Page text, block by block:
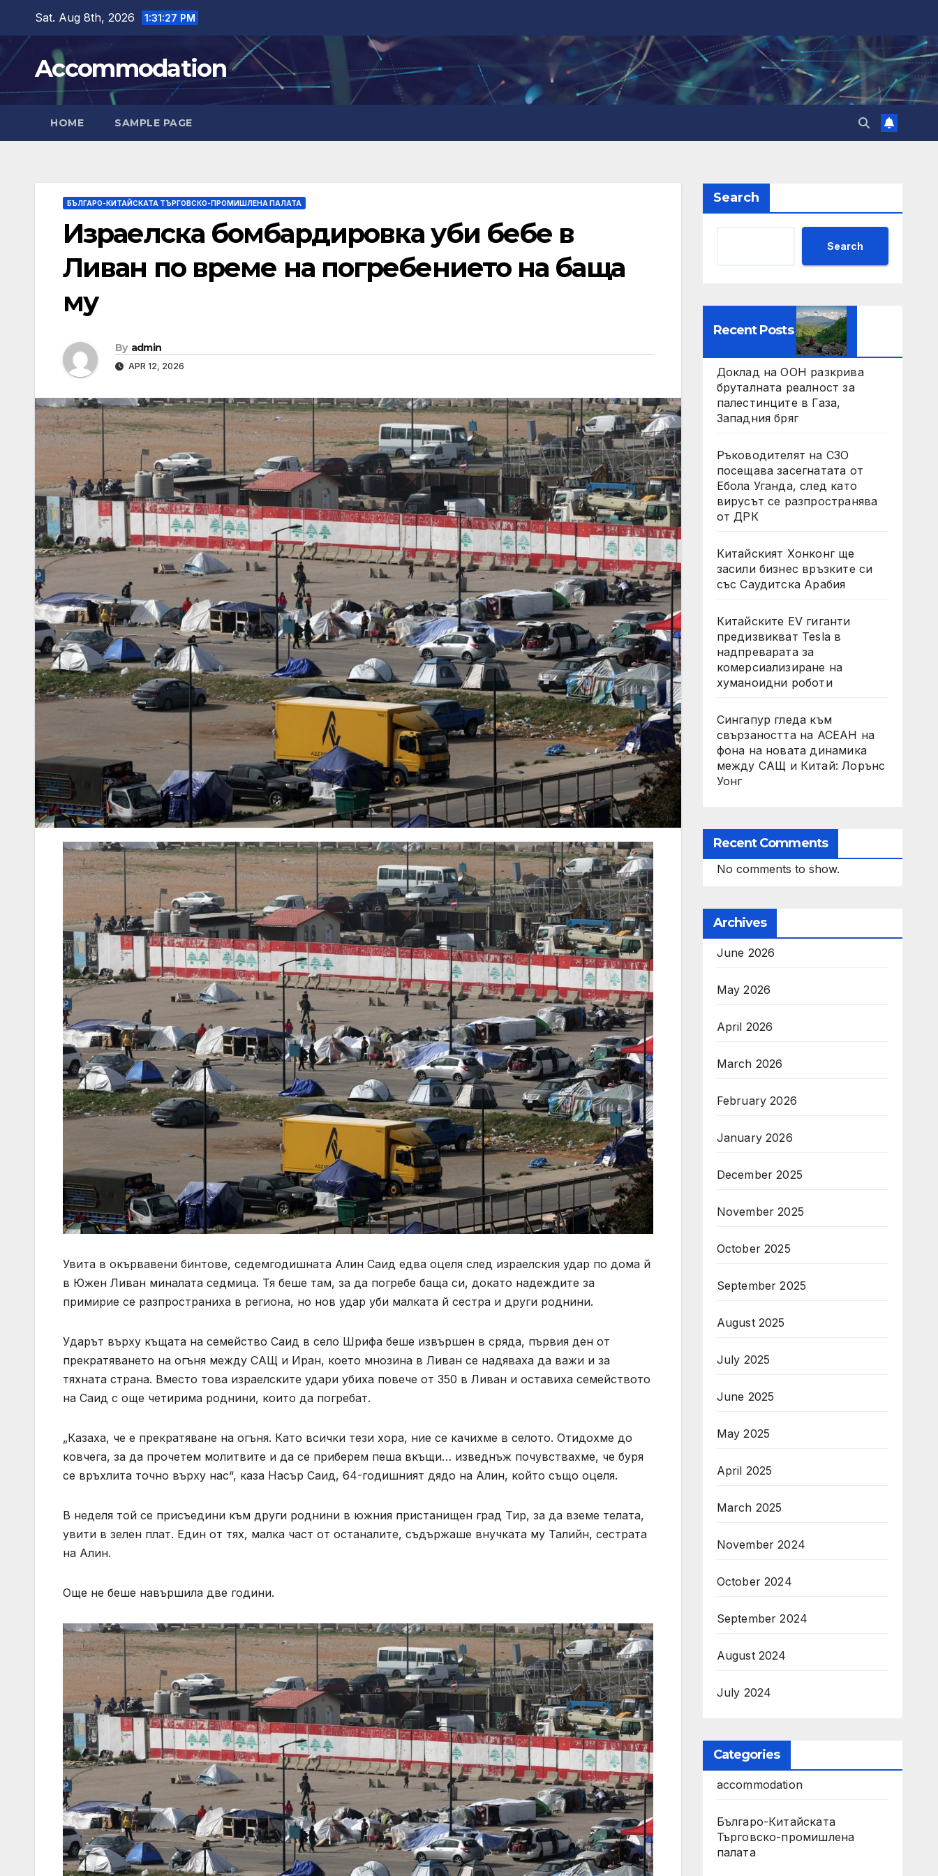
content
Sat. Aug 8th, 2026 1:31:29 PM
Accommodation
HOME SAMPLE PAGE
БЪЛГАРО-КИТАЙСКАТА ТЪРГОВСКО-ПРОМИШЛЕНА ПАЛАТА
Израелска бомбардировка уби бебе в
Ливан по време на погребението на баща
му
By admin
APR 12, 2026
Увита в окървавени бинтове, седемгодишната Алин Саид едва оцеля след израелския удар по дома й
в Южен Ливан миналата седмица. Тя беше там, за да погребе баща си, докато надеждите за
примирие се разпространиха в региона, но нов удар уби малката й сестра и други роднини.
Ударът върху къщата на семейство Саид в село Шрифа беше извършен в сряда, първия ден от
прекратяването на огъня между САЩ и Иран, което мнозина в Ливан се надяваха да важи и за
тяхната страна. Вместо това израелските удари убиха повече от 350 в Ливан и оставиха семейството
на Саид с още четирима роднини, които да погребат.
„Казаха, че е прекратяване на огъня. Като всички тези хора, ние се качихме в селото. Отидохме до
ковчега, за да прочетем молитвите и да се приберем пеша вкъщи… изведнъж почувствахме, че буря
се връхлита точно върху нас“, каза Насър Саид, 64-годишният дядо на Алин, който също оцеля.
В неделя той се присъедини към други роднини в южния пристанищен град Тир, за да вземе телата,
увити в зелен плат. Един от тях, малка част от останалите, съдържаше внучката му Талийн, сестрата
на Алин.
Още не беше навършила две години.
Search
Search
Recent Posts
Доклад на ООН разкрива
бруталната реалност за
палестинците в Газа,
Западния бряг
Ръководителят на СЗО
посещава засегнатата от
Ебола Уганда, след като
вирусът се разпространява
от ДРК
Китайският Хонконг ще
засили бизнес връзките си
със Саудитска Арабия
Китайските EV гиганти
предизвикват Tesla в
надпреварата за
комерсиализиране на
хуманоидни роботи
Сингапур гледа към
свързаността на АСЕАН на
фона на новата динамика
между САЩ и Китай: Лорънс
Уонг
Recent Comments
No comments to show.
Archives
June 2026
May 2026
April 2026
March 2026
February 2026
January 2026
December 2025
November 2025
October 2025
September 2025
August 2025
July 2025
June 2025
May 2025
April 2025
March 2025
November 2024
October 2024
September 2024
August 2024
July 2024
Categories
accommodation
Българо-Китайската
Търговско-промишлена
палата